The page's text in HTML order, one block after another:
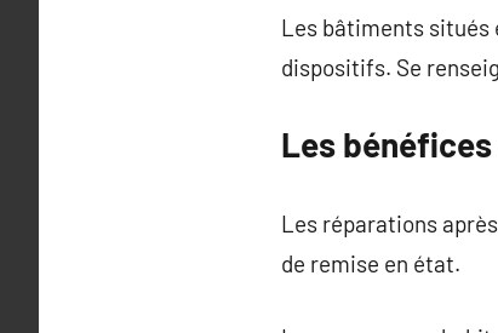
Les bâtiments situés
dispositifs. Se
Les
Les réparations
de remise en état.